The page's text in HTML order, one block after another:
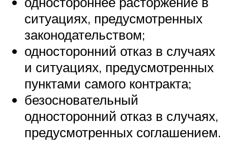
ситуациях, предусмотренных
законодательством;
односторонний отказ в случаях
и ситуациях, предусмотренных
пунктами самого контракта;
безосновательный
односторонний отказ в случаях,
предусмотренных соглашением.